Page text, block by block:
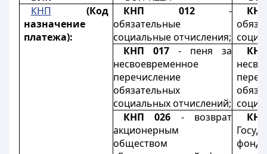
КНП (Код
назначение
платежа):
КНП 012-
обязательные
социальные отчисления;
КНП 017 - пеня за
несвоевременное
перечисление
обязательных
социальных отчислений;
КНП 026 - возврат
акционерным
обществом